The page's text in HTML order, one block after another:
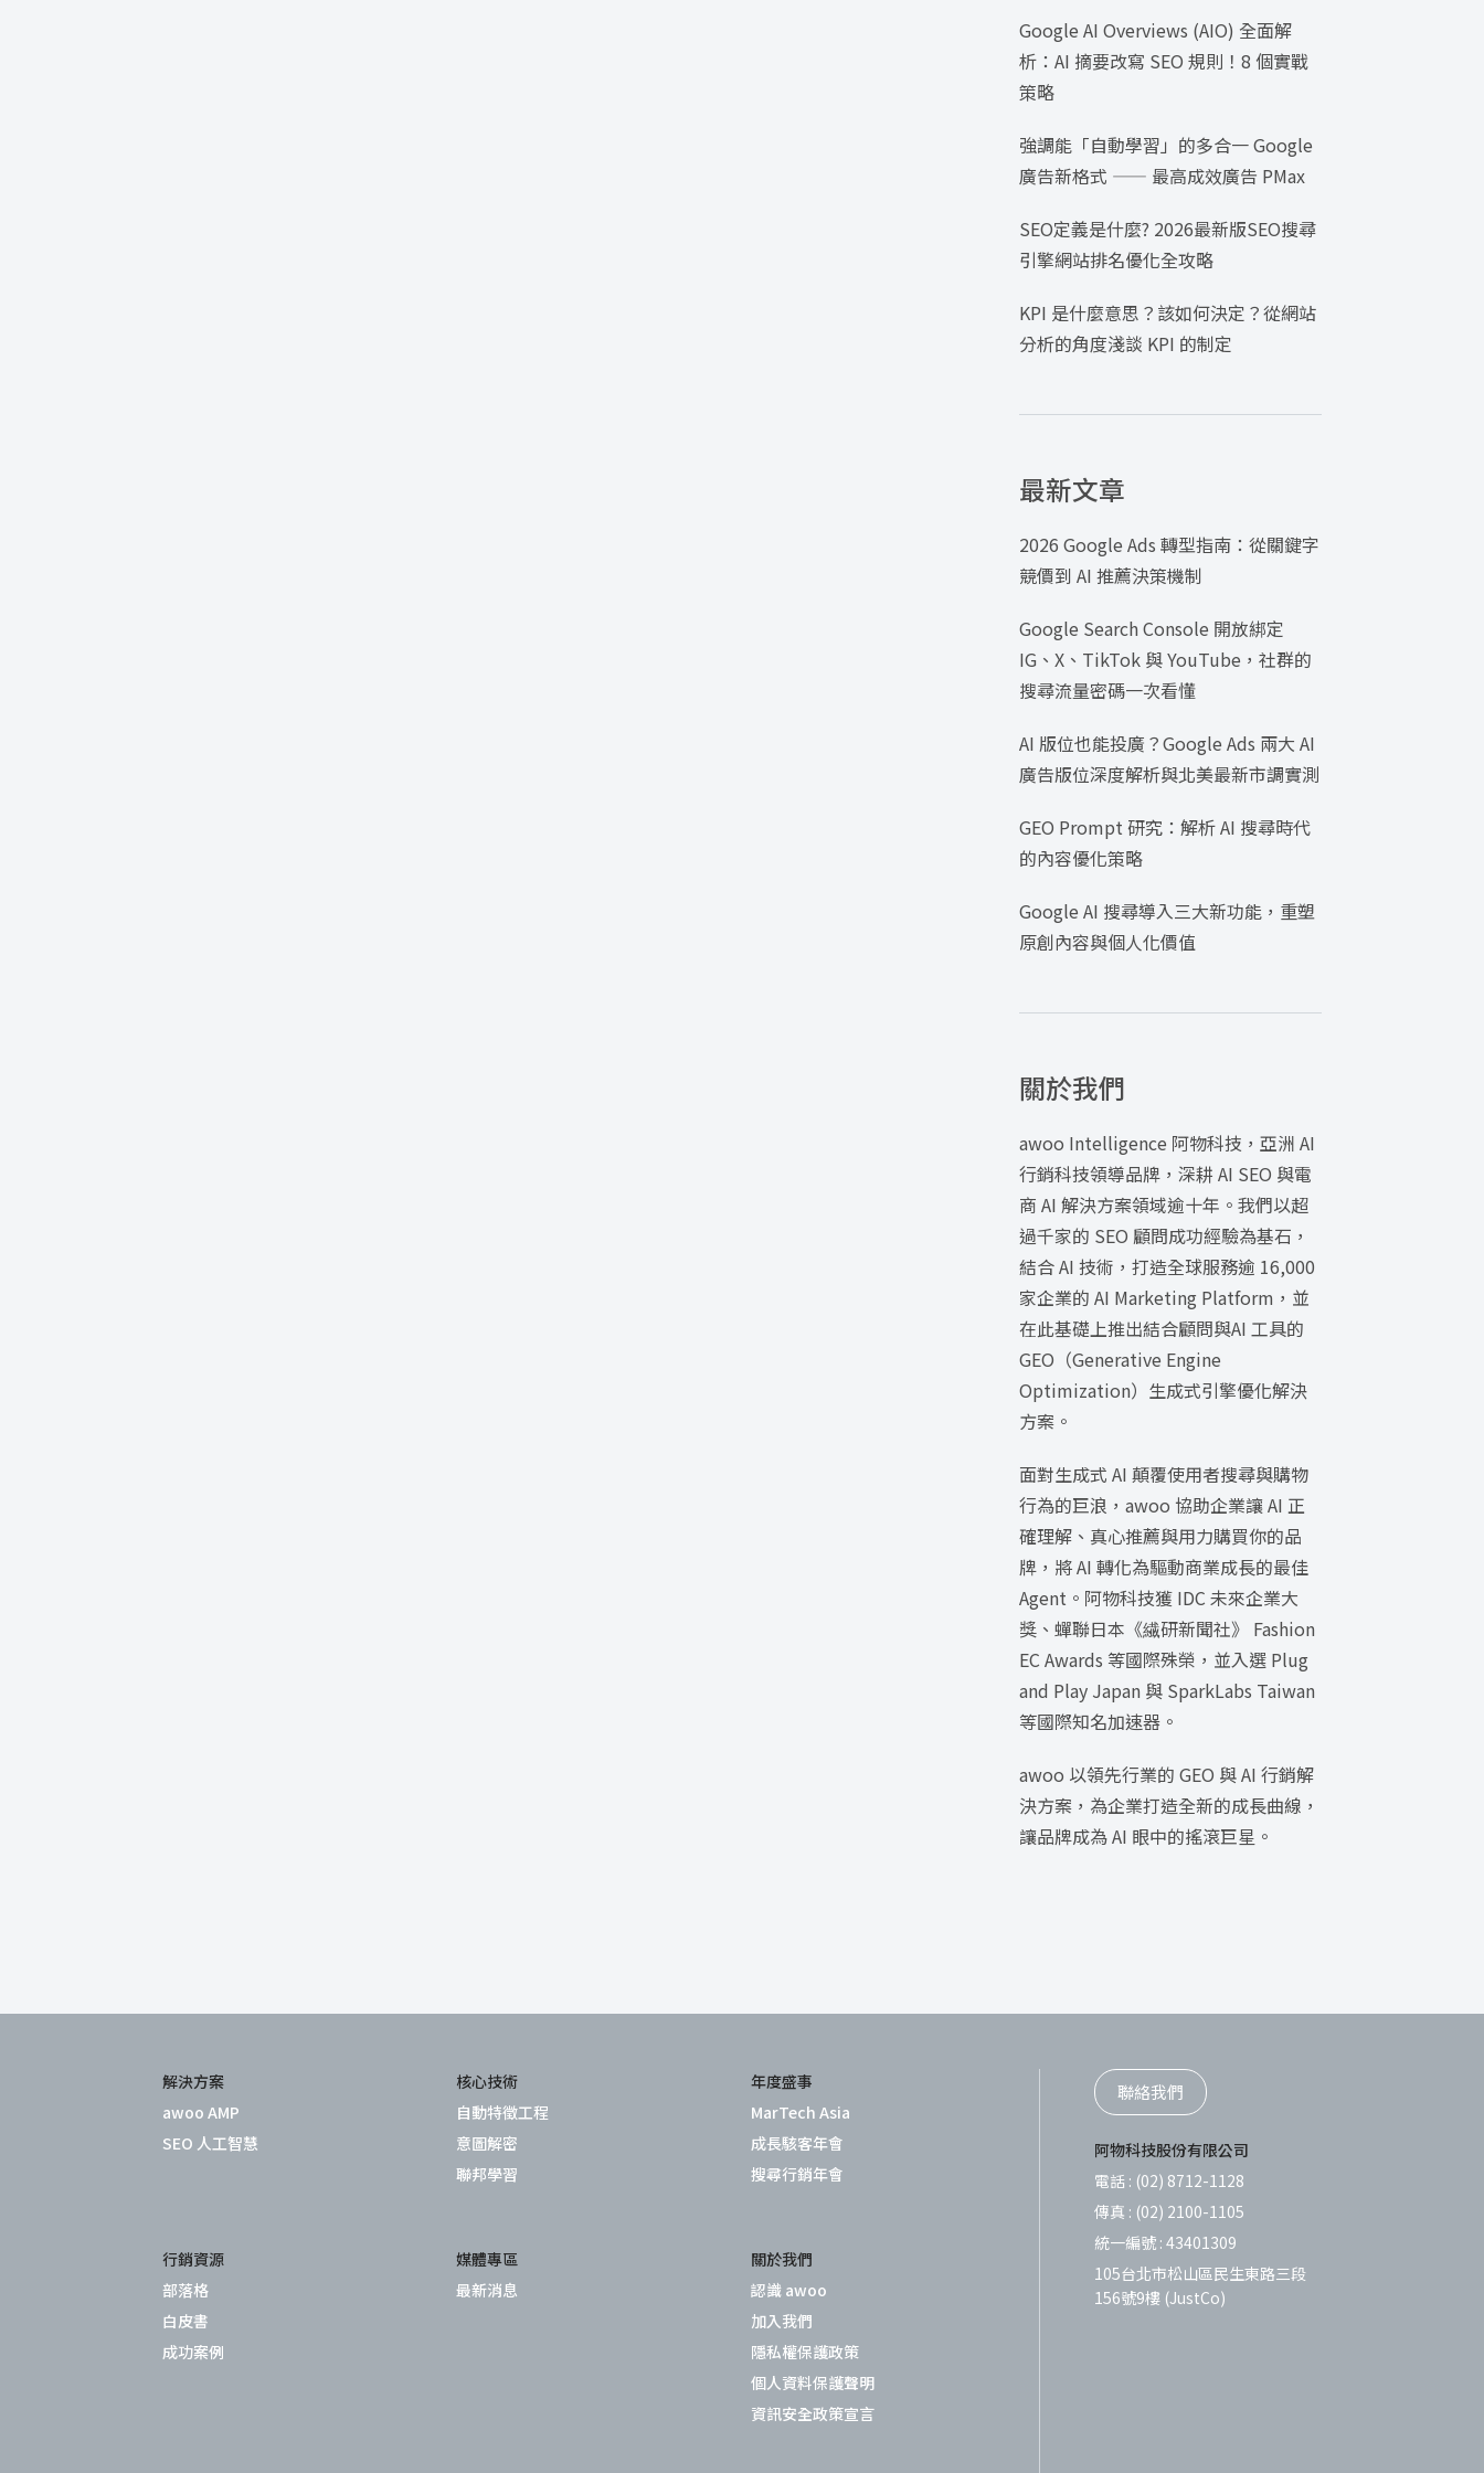
Google AI Overviews (AIO) 全面解
析：AI 摘要改寫 SEO 規則！8 個實戰
策略
強調能「自動學習」的多合一 Google
廣告新格式 —— 最高成效廣告 PMax
SEO定義是什麼? 2026最新版SEO搜尋
引擎網站排名優化全攻略
KPI 是什麼意思？該如何決定？從網站
分析的角度淺談 KPI 的制定
最新文章
2026 Google Ads 轉型指南：從關鍵字
競價到 AI 推薦決策機制
Google Search Console 開放綁定
IG、X、TikTok 與 YouTube，社群的
搜尋流量密碼一次看懂
AI 版位也能投廣？Google Ads 兩大 AI
廣告版位深度解析與北美最新市調實測
GEO Prompt 研究：解析 AI 搜尋時代
的內容優化策略
Google AI 搜尋導入三大新功能，重塑
原創內容與個人化價值
關於我們
awoo Intelligence 阿物科技，亞洲 AI
行銷科技領導品牌，深耕 AI SEO 與電
商 AI 解決方案領域逾十年。我們以超
過千家的 SEO 顧問成功經驗為基石，
結合 AI 技術，打造全球服務逾 16,000
家企業的 AI Marketing Platform，並
在此基礎上推出結合顧問與AI 工具的
GEO（Generative Engine
Optimization）生成式引擎優化解決
方案。
面對生成式 AI 顛覆使用者搜尋與購物
行為的巨浪，awoo 協助企業讓 AI 正
確理解、真心推薦與用力購買你的品
牌，將 AI 轉化為驅動商業成長的最佳
Agent。阿物科技獲 IDC 未來企業大
獎、蟬聯日本《繊研新聞社》 Fashion
EC Awards 等國際殊榮，並入選 Plug
and Play Japan 與 SparkLabs Taiwan
等國際知名加速器。
awoo 以領先行業的 GEO 與 AI 行銷解
決方案，為企業打造全新的成長曲線，
讓品牌成為 AI 眼中的搖滾巨星。
解決方案
awoo AMP
SEO 人工智慧
核心技術
自動特徵工程
意圖解密
聯邦學習
年度盛事
MarTech Asia
成長駭客年會
搜尋行銷年會
行銷資源
部落格
白皮書
成功案例
媒體專區
最新消息
關於我們
認識 awoo
加入我們
隱私權保護政策
個人資料保護聲明
資訊安全政策宣言
聯絡我們
阿物科技股份有限公司
電話 : (02) 8712-1128
傳真 : (02) 2100-1105
統一編號 : 43401309
105台北市松山區民生東路三段
156號9樓 (JustCo)